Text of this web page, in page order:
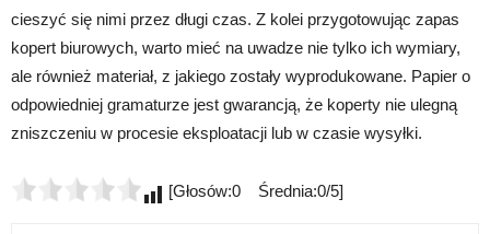
cieszyć się nimi przez długi czas. Z kolei przygotowując zapas
kopert biurowych, warto mieć na uwadze nie tylko ich wymiary,
ale również materiał, z jakiego zostały wyprodukowane. Papier o
odpowiedniej gramaturze jest gwarancją, że koperty nie ulegną
zniszczeniu w procesie eksploatacji lub w czasie wysyłki.
[Głosów:0 Średnia:0/5]